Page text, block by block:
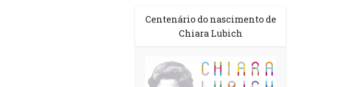
Centenário do nascimento de
Chiara Lubich